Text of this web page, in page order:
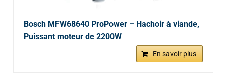
Bosch MFW68640 ProPower – Hachoir à viande,
Puissant moteur de 2200W
En savoir plus